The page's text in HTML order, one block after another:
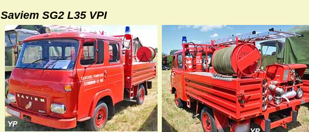
Saviem SG2 L35 VPI